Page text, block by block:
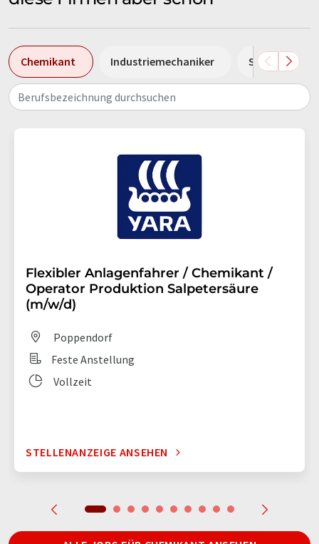
Chemikant Industriemechaniker Sales
Berufsbezeichnung durchsuchen
Flexibler Anlagenfahrer / Chemikant /
Operator Produktion Salpetersäure
(m/w/d)
Poppendorf
Feste Anstellung
Vollzeit
STELLENANZEIGE ANSEHEN